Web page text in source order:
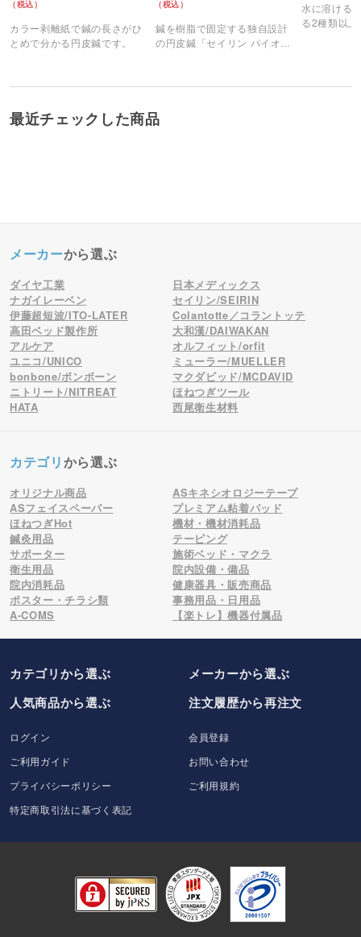
剥がれにくいので、患者様のセルフケアようにしっ
かり使えてます。
で良い。患者さんに不安なく使えるのが良い
5
肌にも優しい
アトピーの患者さんにも使っていますが、かぶれ
ず、 またお手軽に使えるから、鍼に抵抗のある患者
さんにも好評です。
4
手軽に使えて患者さんにもセルフケアにも重宝して
おります。 シールの粘着性があり、外れにくく使い
やすいです。
ま 神奈川県 2022/07/08 12:14
使いやすいです
を気にする患者には安心してもらると思います。た
だ、商品が高めの設定なので当然と言えば当然です
ホガリスウェット 長野県 2022/02/15 16:06
カラー剥離紙で鍼の長さがひ
とめで分かる円皮鍼です。
鍼を樹脂で固定する独自設計
の円皮鍼「セイリン パイオネ
水に溶ける
る2種類以
最近チェックした商品
メーカーから選ぶ
ダイヤ工業
日本メディックス
ナガイレーベン
セイリン/SEIRIN
伊藤超短波/ITO-LATER
Colantotte／コラントッテ
高田ベッド製作所
大和漢/DAIWAKAN
アルケア
オルフィット/orfit
ユニコ/UNICO
ミューラー/MUELLER
bonbone/ボンボーン
マクダビッド/MCDAVID
ニトリート/NITREAT
ほねつぎツール
HATA
西尾衛生材料
カテゴリから選ぶ
オリジナル商品
ASキネシオロジーテープ
ASフェイスペーパー
プレミアム粘着パッド
ほねつぎHot
機材・機材消耗品
鍼灸用品
テーピング
サポーター
施術ベッド・マクラ
衛生用品
院内設備・備品
院内消耗品
健康器具・販売商品
ポスター・チラシ類
事務用品・日用品
A-COMS
【楽トレ】機器付属品
カテゴリから選ぶ メーカーから選ぶ
人気商品から選ぶ
注文履歴から再注文
ログイン
会員登録
ご利用ガイド
お問い合わせ
プライバシーポリシー
ご利用規約
特定商取引法に基づく表記